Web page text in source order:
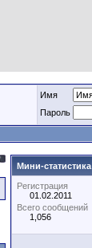
Имя
Пароль
Мини-статистика
Регистрация
01.02.2011
Всего сообщений
1,056